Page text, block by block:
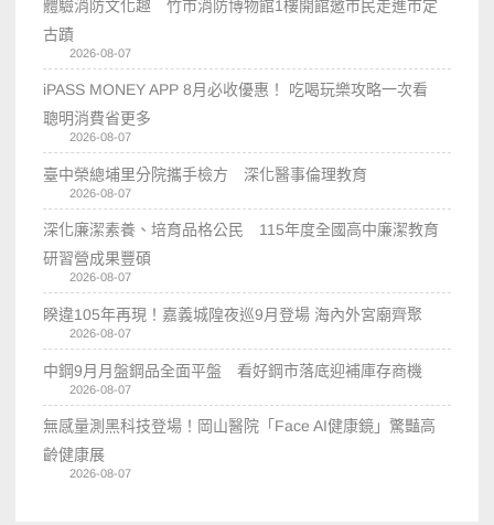
體驗消防文化趣 竹市消防博物館1樓開館邀市民走進市定
古蹟
2026-08-07
iPASS MONEY APP 8月必收優惠！ 吃喝玩樂攻略一次看
聰明消費省更多
2026-08-07
臺中榮總埔里分院攜手檢方 深化醫事倫理教育
2026-08-07
深化廉潔素養、培育品格公民 115年度全國高中廉潔教育
研習營成果豐碩
2026-08-07
睽違105年再現！嘉義城隍夜巡9月登場 海內外宮廟齊聚
2026-08-07
中鋼9月月盤鋼品全面平盤 看好鋼市落底迎補庫存商機
2026-08-07
無感量測黑科技登場！岡山醫院「Face AI健康鏡」驚豔高
齡健康展
2026-08-07